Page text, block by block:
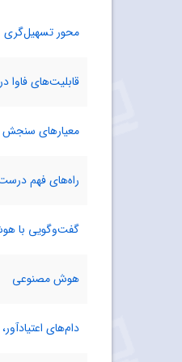
محور تسهیل‌گری
قابلیت‌های
معیارهای
راه‌های فهم
گفت‌و‌گویی با
هوش مصنوعی
دام‌های